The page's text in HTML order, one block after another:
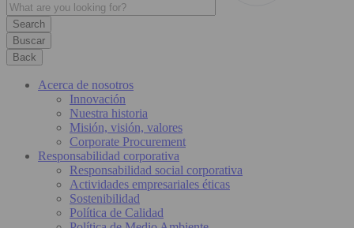
Buscar
Back
Acerca de nosotros
Innovación
Nuestra historia
Misión, visión, valores
Corporate Procurement
Responsabilidad corporativa
Responsabilidad social corporativa
Actividades empresariales éticas
Sostenibilidad
Política de Calidad